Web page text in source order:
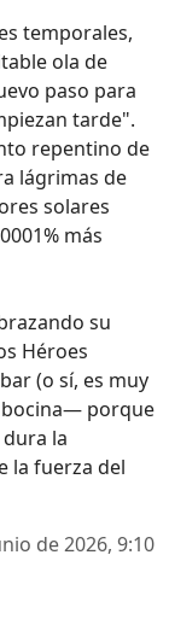
temporales,
ola de
paso para
tarde".
repentino de
lágrimas de
solares
más
su
Héroes
(o sí, es muy
bocina— porque
la
la fuerza del
de 2026, 9:10